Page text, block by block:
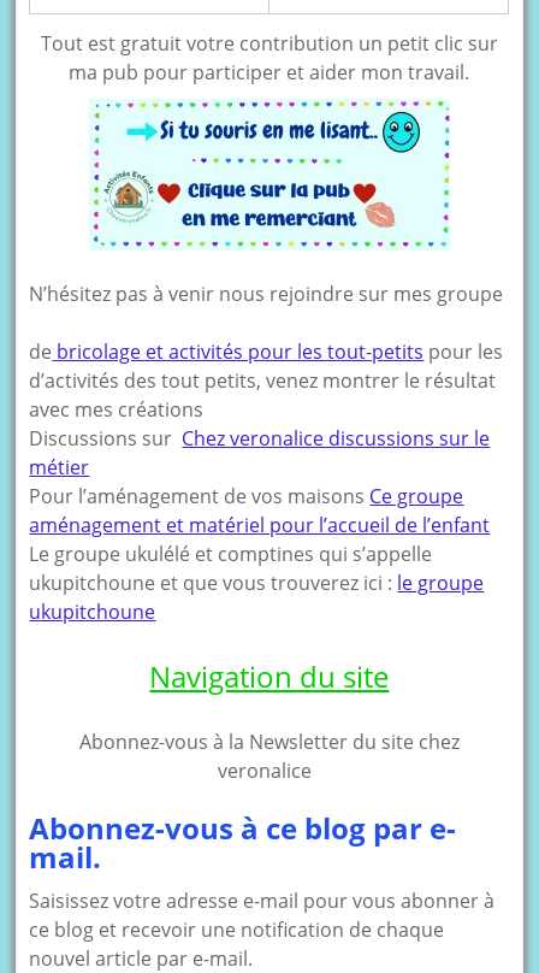
Tout est gratuit votre contribution un petit clic sur
ma pub pour participer et aider mon travail.
N’hésitez pas à venir nous rejoindre sur mes groupe
de bricolage et activités pour les tout-petits pour les
d’activités des tout petits, venez montrer le résultat
avec mes créations
Discussions sur Chez veronalice discussions sur le
métier
Pour l’aménagement de vos maisons Ce groupe
aménagement et matériel pour l’accueil de l’enfant
Le groupe ukulélé et comptines qui s’appelle
ukupitchoune et que vous trouverez ici : le groupe
ukupitchoune
Navigation du site
Abonnez-vous à la Newsletter du site chez
veronalice
Abonnez-vous à ce blog par e-
mail.
Saisissez votre adresse e-mail pour vous abonner à
ce blog et recevoir une notification de chaque
nouvel article par e-mail.